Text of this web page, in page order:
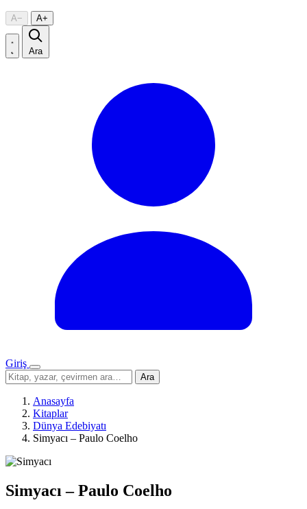
A− A+
Ara
Giriş
Menü
Sitede
ara
Ara
Anasayfa
Kitaplar
Dünya Edebiyatı
Simyacı – Paulo Coelho
Simyacı – Paulo Coelho